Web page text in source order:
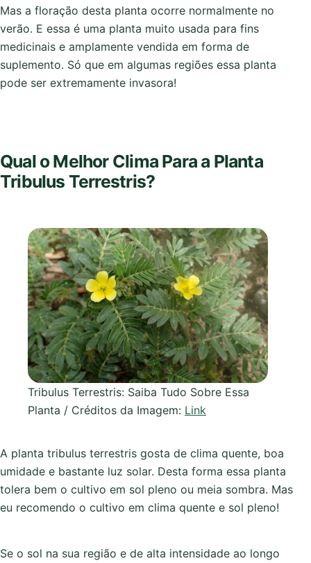
Mas a floração desta planta ocorre normalmente no
verão. E essa é uma planta muito usada para fins
medicinais e amplamente vendida em forma de
suplemento. Só que em algumas regiões essa planta
pode ser extremamente invasora!
Qual o Melhor Clima Para a Planta
Tribulus Terrestris?
Tribulus Terrestris: Saiba Tudo Sobre Essa
Planta / Créditos da Imagem: Link
A planta tribulus terrestris gosta de clima quente, boa
umidade e bastante luz solar. Desta forma essa planta
tolera bem o cultivo em sol pleno ou meia sombra. Mas
eu recomendo o cultivo em clima quente e sol pleno!
Se o sol na sua região e de alta intensidade ao longo